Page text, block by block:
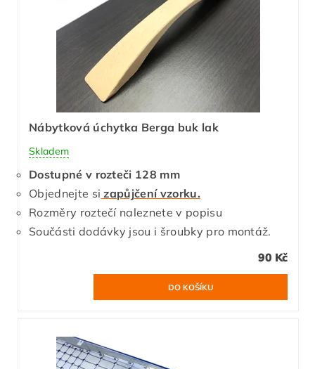
Nábytková úchytka Berga buk lak
Skladem
Dostupné v rozteči 128 mm
Objednejte si zapůjčení vzorku.
Rozměry roztečí naleznete v popisu
Součásti dodávky jsou i šroubky pro montáž.
90 Kč